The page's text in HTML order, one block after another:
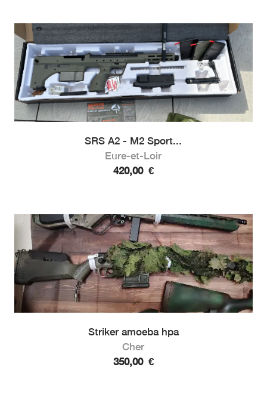
SRS A2 - M2 Sport...
Eure-et-Loir
420,00 €
Striker amoeba hpa
Cher
350,00 €